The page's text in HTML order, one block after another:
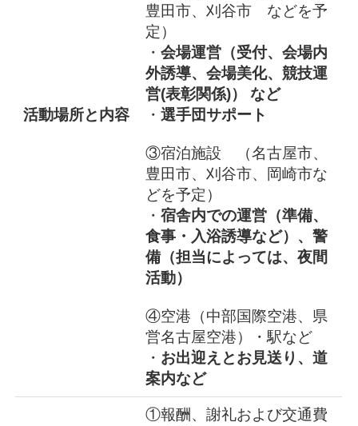
活動場所と内容
豊田市、刈谷市 などを予
定）
・ 会場運営（受付、会場内
外誘導、会場美化、競技運
営(表彰関係)） など
・ 選手団サポート
③宿泊施設 （名古屋市、
豊田市、刈谷市、岡崎市な
どを予定）
・ 宿舎内での運営（準備、
食事・入浴誘導など）、警
備（担当によっては、夜間
活動）
④空港（中部国際空港、県
営名古屋空港）・駅など
・ お出迎えとお見送り、道
案内など
①報酬、謝礼および交通費